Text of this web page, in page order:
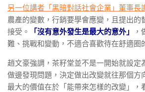
另一位講者「黑暗對話社會企業」董事長
農產的變數，行銷要學會應變，且提出的
接受。
「沒有意外發生是最大的意外」
，
難、挑戰和變動，不適合喜歡待在舒適圈
趙文豪強調，茶籽堂並不是一開始就設定
做邊發現問題，決定做出改變就往那個方
最大的價值在於「能帶來怎樣的改變」，